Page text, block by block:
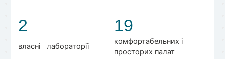
2
власні лабораторії
19
комфортабельних і
просторих палат